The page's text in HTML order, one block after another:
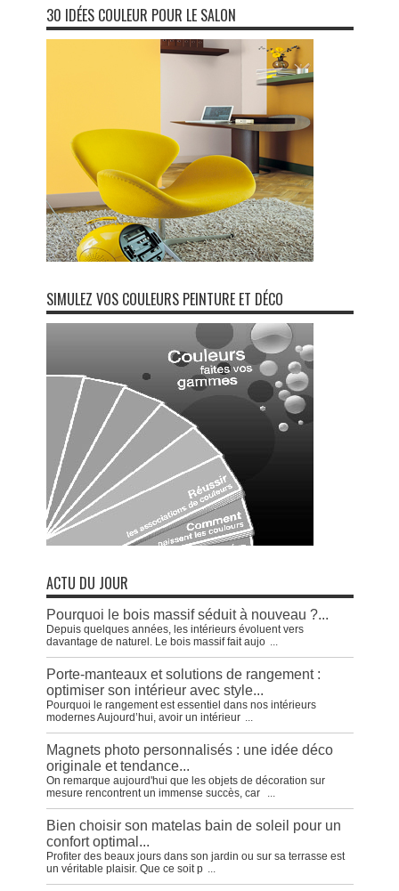
30 IDÉES COULEUR POUR LE SALON
SIMULEZ VOS COULEURS PEINTURE ET DÉCO
ACTU DU JOUR
Pourquoi le bois massif séduit à nouveau ?...
Depuis quelques années, les intérieurs évoluent vers
davantage de naturel. Le bois massif fait aujo ...
Porte-manteaux et solutions de rangement :
optimiser son intérieur avec style...
Pourquoi le rangement est essentiel dans nos intérieurs
modernes Aujourd’hui, avoir un intérieur ...
Magnets photo personnalisés : une idée déco
originale et tendance...
On remarque aujourd'hui que les objets de décoration sur
mesure rencontrent un immense succès, car
...
Bien choisir son matelas bain de soleil pour un
confort optimal...
Profiter des beaux jours dans son jardin ou sur sa terrasse est
un véritable plaisir. Que ce soit p ...